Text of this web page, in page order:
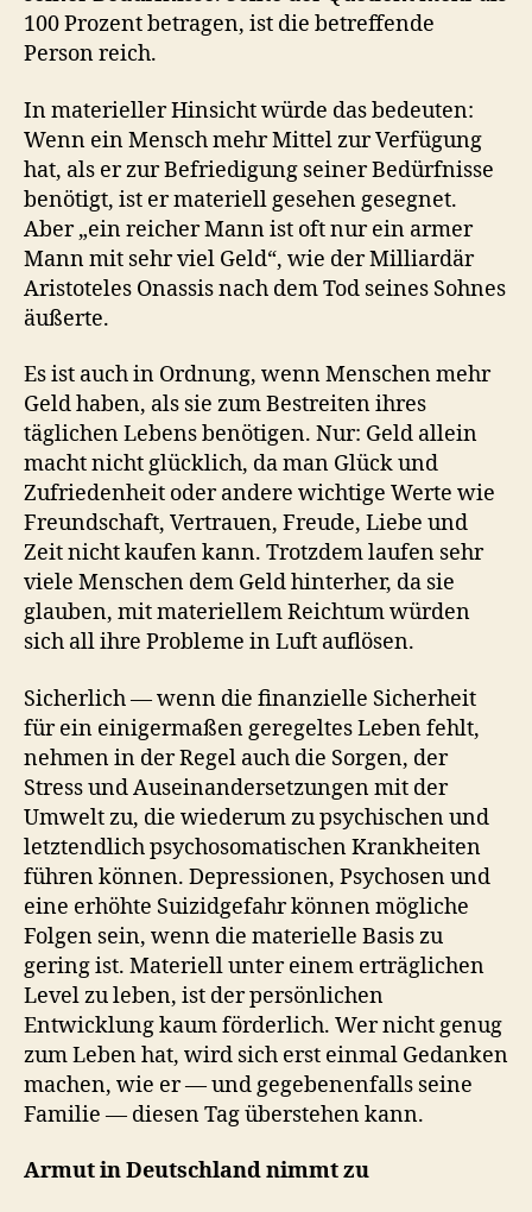
100 Prozent betragen, ist die betreffende
Person reich.
In materieller Hinsicht würde das bedeuten:
Wenn ein Mensch mehr Mittel zur Verfügung
hat, als er zur Befriedigung seiner Bedürfnisse
benötigt, ist er materiell gesehen gesegnet.
Aber „ein reicher Mann ist oft nur ein armer
Mann mit sehr viel Geld“, wie der Milliardär
Aristoteles Onassis nach dem Tod seines Sohnes
äußerte.
Es ist auch in Ordnung, wenn Menschen mehr
Geld haben, als sie zum Bestreiten ihres
täglichen Lebens benötigen. Nur: Geld allein
macht nicht glücklich, da man Glück und
Zufriedenheit oder andere wichtige Werte wie
Freundschaft, Vertrauen, Freude, Liebe und
Zeit nicht kaufen kann. Trotzdem laufen sehr
viele Menschen dem Geld hinterher, da sie
glauben, mit materiellem Reichtum würden
sich all ihre Probleme in Luft auflösen.
Sicherlich — wenn die finanzielle Sicherheit
für ein einigermaßen geregeltes Leben fehlt,
nehmen in der Regel auch die Sorgen, der
Stress und Auseinandersetzungen mit der
Umwelt zu, die wiederum zu psychischen und
letztendlich psychosomatischen Krankheiten
führen können. Depressionen, Psychosen und
eine erhöhte Suizidgefahr können mögliche
Folgen sein, wenn die materielle Basis zu
gering ist. Materiell unter einem erträglichen
Level zu leben, ist der persönlichen
Entwicklung kaum förderlich. Wer nicht genug
zum Leben hat, wird sich erst einmal Gedanken
machen, wie er — und gegebenenfalls seine
Familie — diesen Tag überstehen kann.
Armut in Deutschland nimmt zu